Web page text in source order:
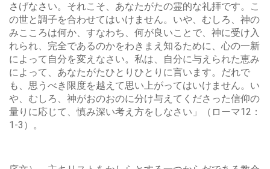
さげなさい。それこそ、あなたがたの霊的な礼拝です。こ
の世と調子を合わせてはいけません。いや、むしろ、神の
みこころは何か、すなわち、何が良いことで、神に受け入
れられ、完全であるのかをわきまえ知るために、心の一新
によって自分を変えなさい。私は、自分に与えられた恵み
によって、あなたがたひとりひとりに言います。だれで
も、思うべき限度を越えて思い上がってはいけません。い
や、むしろ、神がおのおのに分け与えてくださった信仰の
量りに応じて、慎み深い考え方をしなさい」（ローマ12：
1-3）。